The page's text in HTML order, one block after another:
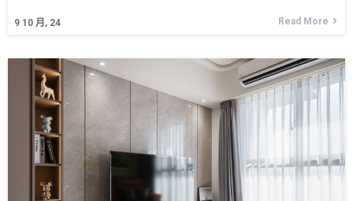
9 10 月, 24 Read More